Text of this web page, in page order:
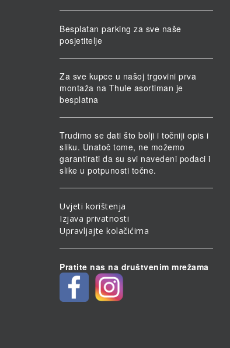
Besplatan parking za sve naše
posjetitelje
Za sve kupce u našoj trgovini prva
montaža na Thule asortiman je
besplatna
Trudimo se dati što bolji i točniji opis i
sliku. Unatoč tome, ne možemo
garantirati da su svi navedeni podaci i
slike u potpunosti točne.
Uvjeti korištenja
Izjava privatnosti
Upravljajte kolačićima
Pratite nas na društvenim mrežama